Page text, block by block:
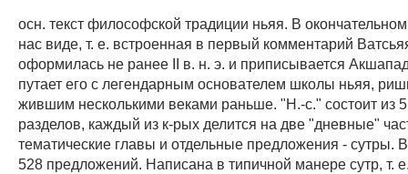
осн. текст философской традиции ньяя. В
нас виде, т. е. встроенная в первый комментарий
оформилась не ранее II в. н. э. и приписывается
путает его с легендарным основателем школы ньяя,
жившим несколькими веками раньше. "Н.-с." состоит из
разделов, каждый из к-рых делится на две "дневные"
тематические главы и отдельные предложения - сутры.
528 предложений. Написана в типичной манере сутр, т.